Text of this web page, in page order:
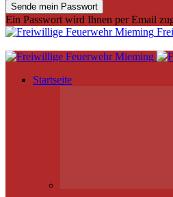
Ein Passwort wird Ihnen per Email
Startseite